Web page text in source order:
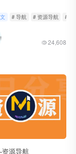
# 导航 # 资源导航 # 轻
24,608
源导航